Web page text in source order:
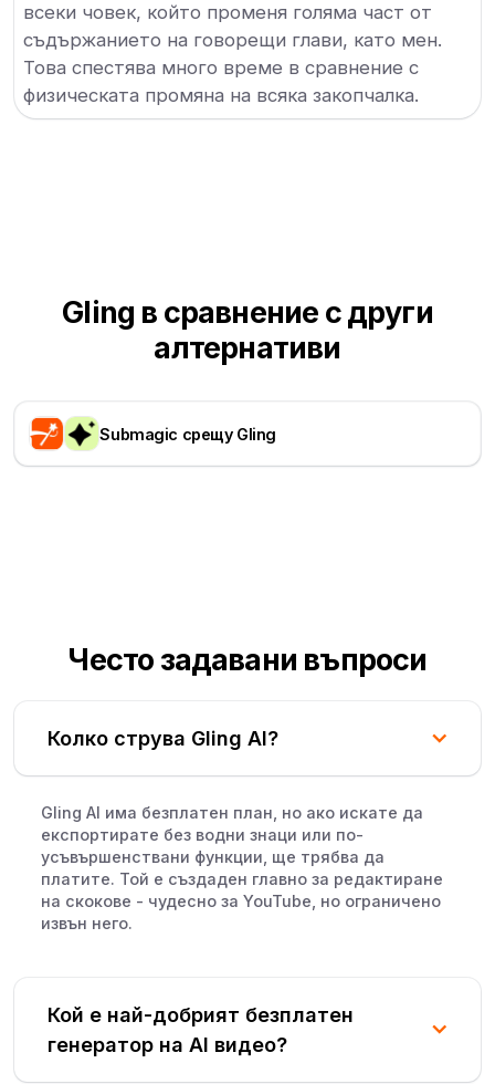
всеки човек, който променя голяма част от
съдържанието на говорещи глави, като мен.
Това спестява много време в сравнение с
физическата промяна на всяка закопчалка.
Gling в сравнение с други
алтернативи
Submagic срещу Gling
Често задавани въпроси
Колко струва Gling AI?
Gling AI има безплатен план, но ако искате да
експортирате без водни знаци или по-
усъвършенствани функции, ще трябва да
платите. Той е създаден главно за редактиране
на скокове - чудесно за YouTube, но ограничено
извън него.
Кой е най-добрият безплатен
генератор на AI видео?